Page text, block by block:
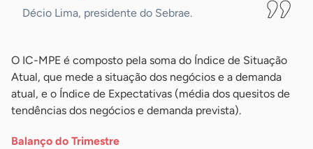
Décio Lima, presidente do Sebrae.
O IC-MPE é composto pela soma do Índice de Situação
Atual, que mede a situação dos negócios e a demanda
atual, e o Índice de Expectativas (média dos quesitos de
tendências dos negócios e demanda prevista).
Balanço do Trimestre